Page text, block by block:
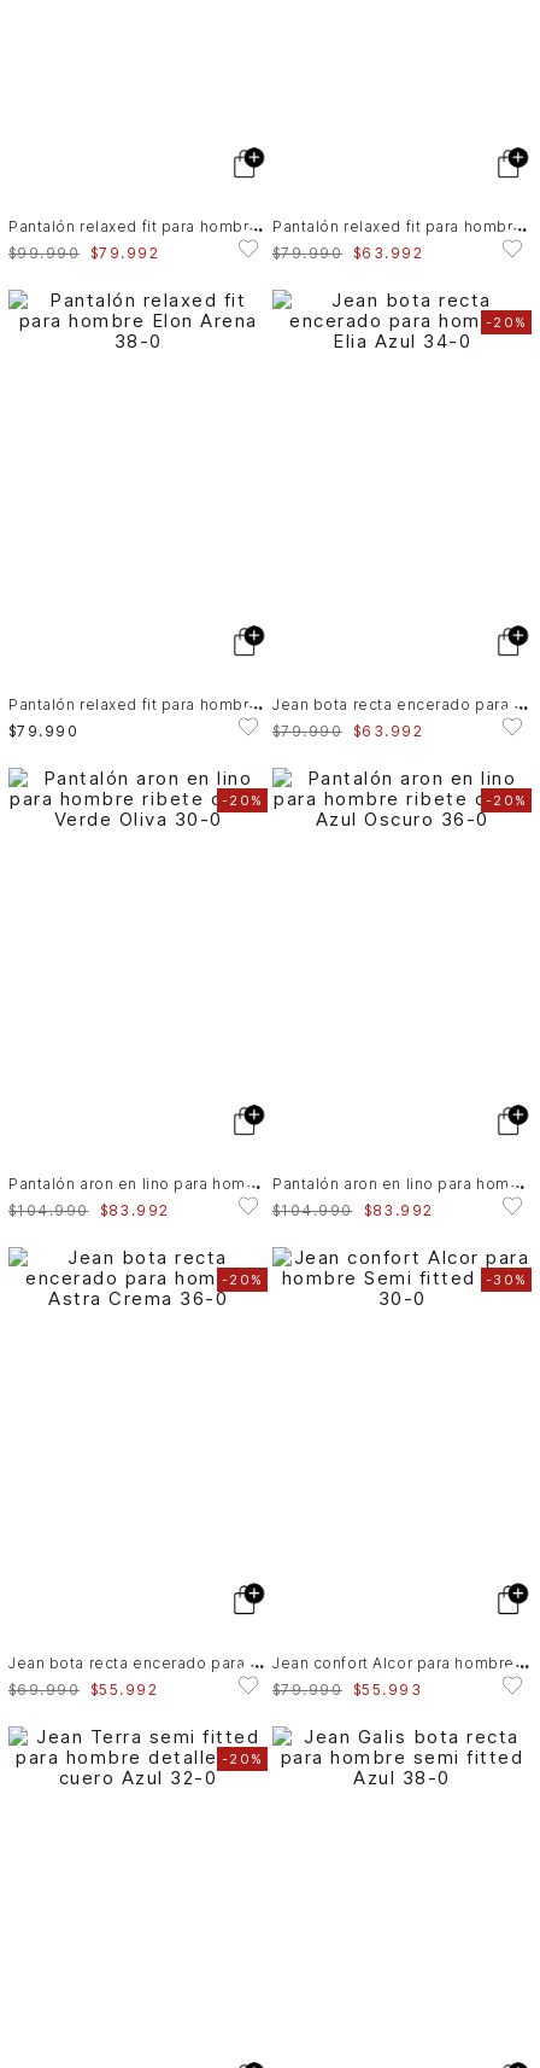
P
antalón relaxed fit para hombre Vega
$99.990 $79 . 992
P
antalón relaxed fit para hombre Elon
$79.990 $63 . 992
P
antalón relaxed fit para hombre Elon
$79 . 990
-20%
J
ean bota recta encerado para hombre Elia
$79.990 $63 . 992
-20%
P
antalón aron en lino para hombre ribete cuero
$104.990 $83 .992
-20%
P
antalón aron en lino para hombre ribete cuero
$104.990 $83 .992
-20%
J
ean bota recta encerado para hombre Astra
$69.990 $55 . 992
-30%
J
ean confort Alcor para hombre Semi fitted
$79.990 $55 . 993
-20%